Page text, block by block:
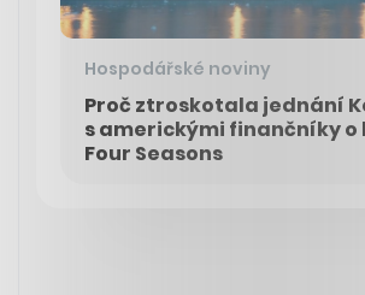
Hospodářské noviny
Proč ztroskotala jednání
s americkými finančníky o
Four Seasons